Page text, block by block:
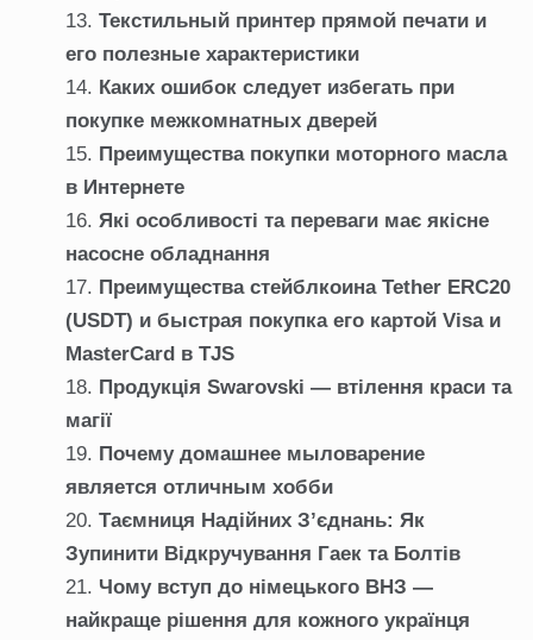
Текстильный принтер прямой печати и
его полезные характеристики
Каких ошибок следует избегать при
покупке межкомнатных дверей
Преимущества покупки моторного масла
в Интернете
Які особливості та переваги має якісне
насосне обладнання
Преимущества стейблкоина Tether ERC20
(USDT) и быстрая покупка его картой Visa и
MasterCard в TJS
Продукція Swarovski — втілення краси та
магії
Почему домашнее мыловарение
является отличным хобби
Таємниця Надійних З’єднань: Як
Зупинити Відкручування Гаек та Болтів
Чому вступ до німецького ВНЗ —
найкраще рішення для кожного українця